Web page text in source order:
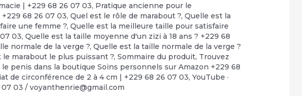
| +229 68 26 07 03, Pratique ancienne pour le
68 26 07 03,Quel est le rôle de marabout ?,Quelle est la
une femme ?,Quelle est la meilleure taille pour satisfaire
03,Quelle est la taille moyenne d'un zizi à 18 ans ? +229 68
normale de la verge ?,Quelle est la taille normale de la verge ?
le marabout le plus puissant ?,Sommaire du produit, Trouvez
penis dans la boutique Soins personnels sur Amazon +229 68
de circonférence de 2 à 4 cm | +229 68 26 07 03,YouTube ·
03 /voyanthenrie@gmail.com